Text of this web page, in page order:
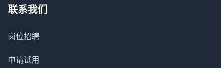
联系我们
岗位招聘
申请试用